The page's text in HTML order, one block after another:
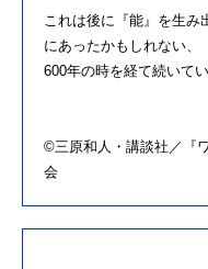
これは後に『能』を生
にあったかもしれない、
600年の時を経て続いて
©三原和人・講談社／『
会